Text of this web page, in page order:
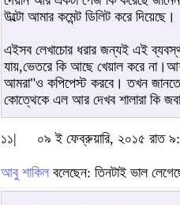
উল্টো আমার কমেন্ট ডিলিট করে দিয়েছে।
এইসব লেখাচোর ধরার জন্যই এই
যায়,ভেতরে কি আছে খেয়াল করে
আমরা"ও কপিপেস্ট করবে। তখন
কোত্থেকে এল আর দেখব শালারা কি
১১| ০৯ ই ফেব্রুয়ারি, ২০১৫ রাত
আবু শাকিল বলেছেন: তিনটাই ভাল